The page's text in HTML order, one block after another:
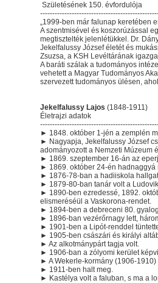
Születésének 150. évfordulója
„1999-ben már falunap keretében
A szentmisével és koszorúzással
megtisztelték jelenlétükkel. Dr.
Jekelfalussy József életét és
Zsuzsa, a KSH Levéltárának
A baráti szálak a tudományos
vehetett a Magyar Tudományos
szervezett tudományos ülésen,
Jekelfalussy Lajos (1848-1911)
Életrajzi adatok
► 1848. október 1-jén a zemplén
► Nagyapja, Jekelfalussy József
adományozott a Nemzeti Múzeum
► 1869. szeptember 16-án az
► 1869. október 24-én hadnaggyá
► 1876-78-ban a hadiiskola
► 1879-80-ban tanár volt a
► 1890-ben ezredessé, 1892.
elismeréséül a Vaskorona-rendet.
► 1894-ben a debreceni 80.
► 1896-ban vezérőrnagy lett,
► 1901-ben a Lipót-renddel
► 1905-ben császári és királyi
► Az alkotmánypárt tagja volt.
► 1906-ban a zólyomi kerület
► A Wekerle-kormány (1906-
► 1911-ben halt meg.
► Kastélya volt a faluban, s ma a